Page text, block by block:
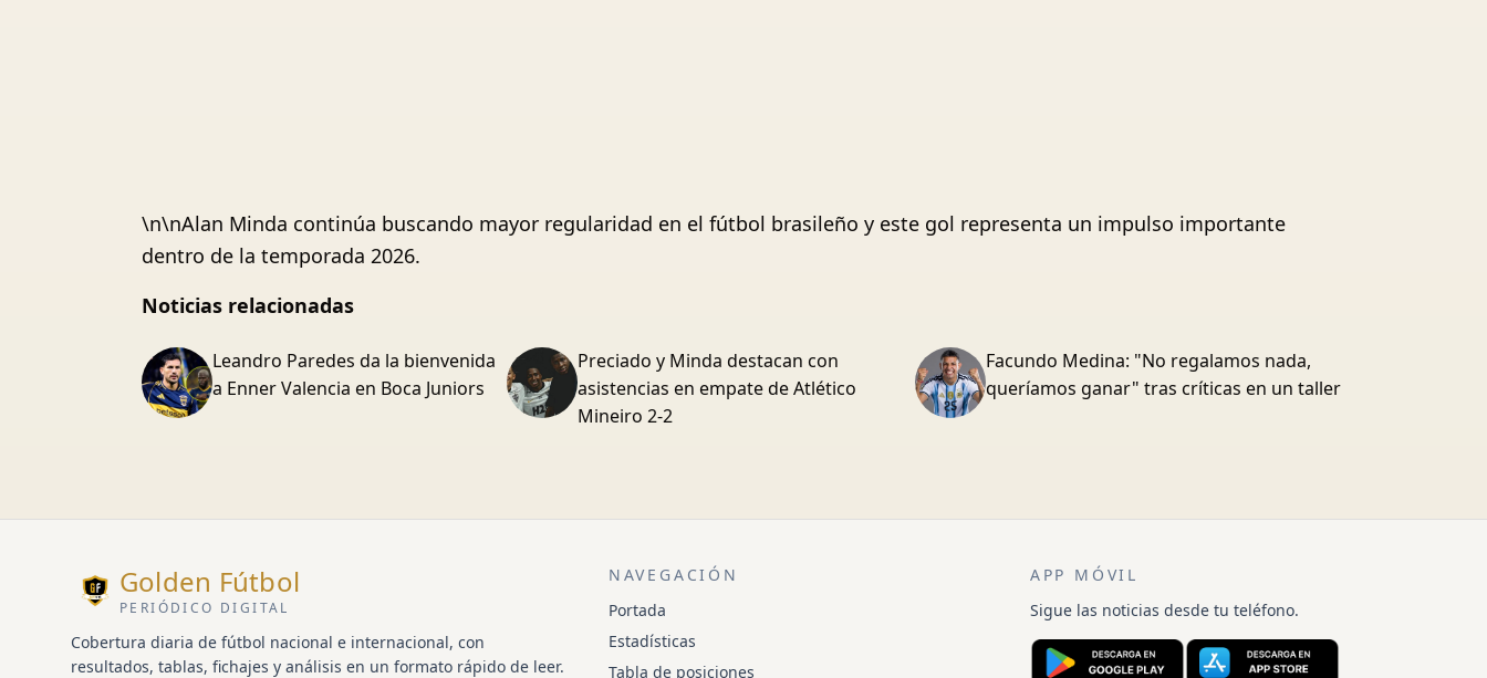
\n\nAlan Minda continúa buscando mayor regularidad en el fútbol brasileño y este gol representa un impulso importante
dentro de la temporada 2026.
Noticias relacionadas
Leandro Paredes da la bienvenida
a Enner Valencia en Boca Juniors
Preciado y Minda destacan con
asistencias en empate de Atlético
Mineiro 2-2
Facundo Medina: "No regalamos nada,
queríamos ganar" tras críticas en un taller
Golden Fútbol
PERIÓDICO DIGITAL
Cobertura diaria de fútbol nacional e internacional, con
resultados, tablas, fichajes y análisis en un formato rápido de leer.
NAVEGACIÓN
Portada
Estadísticas
Tabla de posiciones
APP MÓVIL
Sigue las noticias desde tu teléfono.